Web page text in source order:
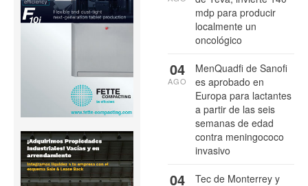
mdp para producir
localmente un
oncológico
MenQuadfi de Sanofi
es aprobado en
Europa para lactantes
a partir de las seis
semanas de edad
contra meningococo
invasivo
04
AGO
Tec de Monterrey y
04